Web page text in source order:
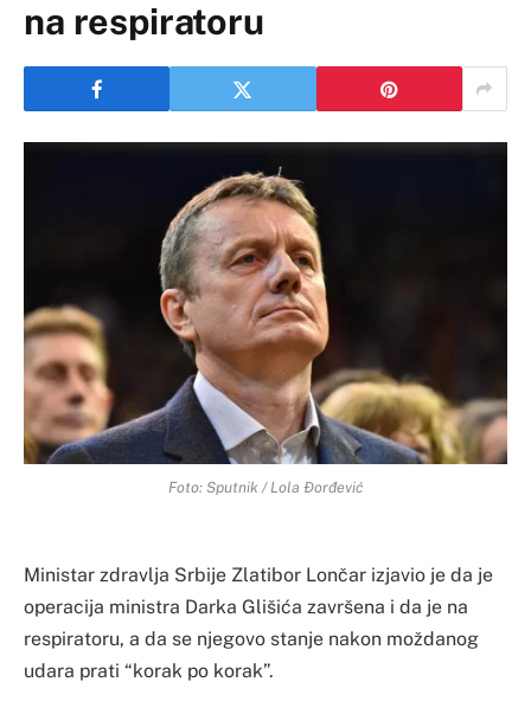
na respiratoru
Foto: Sputnik / Lola Đorđević
Ministar zdravlja Srbije Zlatibor Lončar izjavio je da je
operacija ministra Darka Glišića završena i da je na
respiratoru, a da se njegovo stanje nakon moždanog
udara prati “korak po korak”.